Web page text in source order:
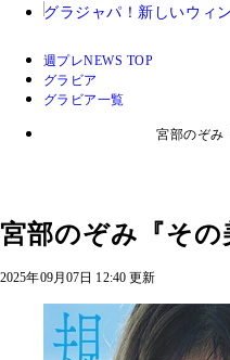
グラジャパ！ 新しいウィ
週プレNEWS TOP
グラビア
グラビア一覧
宮部のぞみ
宮部のぞみ『その
2025年09月07日 12:40 更新